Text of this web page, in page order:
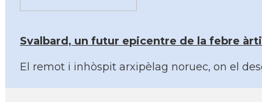
Svalbard, un futur epicentre de la febre
El remot i inhòspit arxipèlag noruec, on el